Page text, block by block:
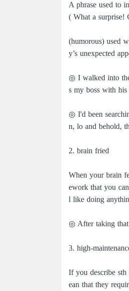
A phrase used to
( What a surprise!
(humorous) used
y’s unexpected
◎ I walked into
s my boss with
◎ I'd been
n, lo and behold,
2. brain fried
When your brain
ework that you
l like doing
◎ After taking
3. high-
If you describe sth
ean that they